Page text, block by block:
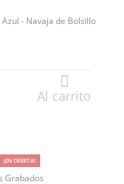
Al carrito
¡EN OFERTA!